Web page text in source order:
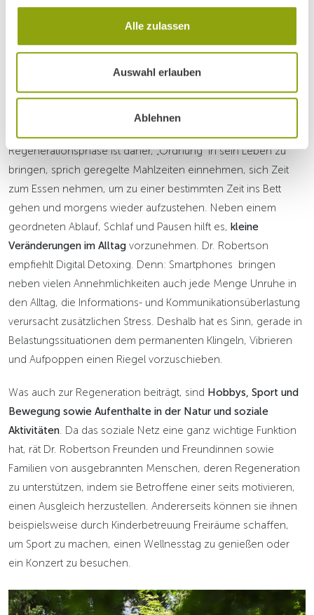
Alle zulassen
Auswahl erlauben
Ablehnen
Wie beginnen?
Wie bereits erwähnt, leben viele Menschen ohne feste
Regenerationsphase ist daher, „Ordnung” in sein Leben zu
bringen, sprich geregelte Mahlzeiten einnehmen, sich Zeit
zum Essen nehmen, um zu einer bestimmten Zeit ins Bett
gehen und morgens wieder aufzustehen. Neben einem
geordneten Ablauf, Schlaf und Pausen hilft es, kleine
Veränderungen im Alltag vorzunehmen. Dr. Robertson
empfiehlt Digital Detoxing. Denn: Smartphones bringen
neben vielen Annehmlichkeiten auch jede Menge Unruhe in
den Alltag, die Informations- und Kommunikationsüberlastung
verursacht zusätzlichen Stress. Deshalb hat es Sinn, gerade in
Belastungssituationen dem permanenten Klingeln, Vibrieren
und Aufpoppen einen Riegel vorzuschieben.
Was auch zur Regeneration beiträgt, sind Hobbys, Sport und
Bewegung sowie Aufenthalte in der Natur und soziale
Aktivitäten. Da das soziale Netz eine ganz wichtige Funktion
hat, rät Dr. Robertson Freunden und Freundinnen sowie
Familien von ausgebrannten Menschen, deren Regeneration
zu unterstützen, indem sie Betroffene einer seits motivieren,
einen Ausgleich herzustellen. Andererseits können sie ihnen
beispielsweise durch Kinderbetreuung Freiräume schaffen,
um Sport zu machen, einen Wellnesstag zu genießen oder
ein Konzert zu besuchen.